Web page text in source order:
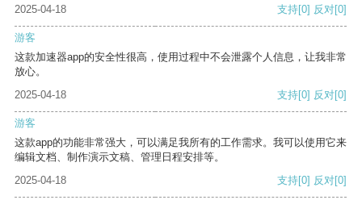
2025-04-18 支持[0] 反对[0]
游客
这款加速器app的安全性很高，使用过程中不会泄露个人信息，让我非常
放心。
2025-04-18
支持[0] 反对[0]
游客
这款app的功能非常强大，可以满足我所有的工作需求。我可以使用它来
编辑文档、制作演示文稿、管理日程安排等。
2025-04-18
支持[0] 反对[0]